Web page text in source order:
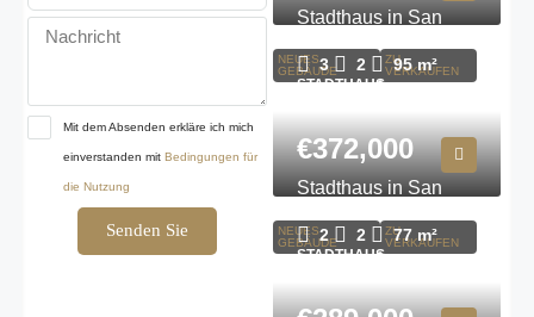
Mit dem Absenden erkläre ich mich
einverstanden mit Bedingungen für
die Nutzung
Senden Sie
NEUES
GEBÄUDE
ZU
VERKAUFEN
Stadthaus in San
3 2 95 m²
STADTHAUS,
€372,000
NEUES
GEBÄUDE
ZU
VERKAUFEN
Stadthaus in San
2 2 77 m²
STADTHAUS,